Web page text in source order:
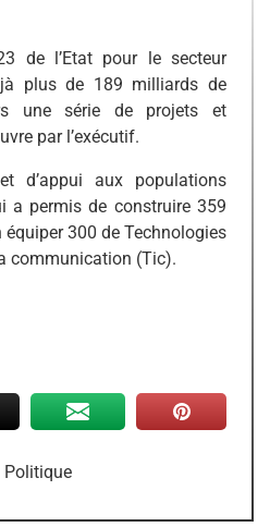
de l’Etat pour le secteur
plus de 189 milliards de
une série de projets et
par l’exécutif.
d’appui aux populations
a permis de construire 359
équiper 300 de Technologies
communication (Tic).
Politique